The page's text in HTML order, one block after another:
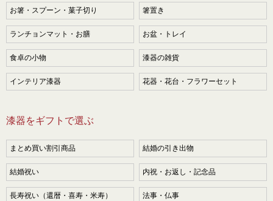
お箸・スプーン・菓子切り 箸置き
ランチョンマット・お膳 お盆・トレイ
食卓の小物 漆器の雑貨
インテリア漆器 花器・花台・フラワーセット
漆器をギフトで選ぶ
まとめ買い割引商品 結婚の引き出物
結婚祝い 内祝・お返し・記念品
長寿祝い（還暦・喜寿・米寿） 法事・仏事